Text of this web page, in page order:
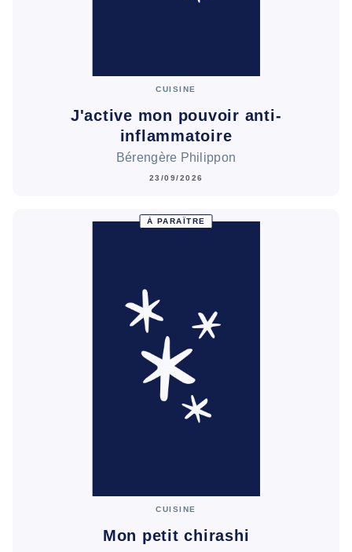
CUISINE
J'active mon pouvoir anti-
inflammatoire
Bérengère Philippon
23/09/2026
À PARAÎTRE
CUISINE
Mon petit chirashi